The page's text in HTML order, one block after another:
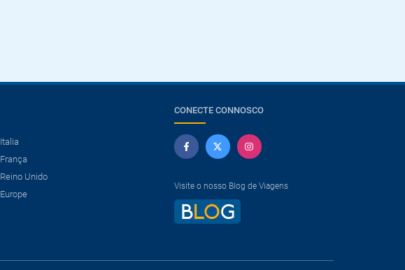
Italia
França
Reino Unido
Europe
CONECTE CONNOSCO
Visite o nosso Blog de Viagens